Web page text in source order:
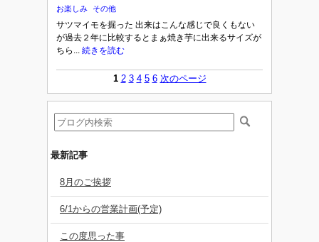
お楽しみ その他
サツマイモを掘った 出来はこんな感じで良くもない
が過去２年に比較するとまぁ焼き芋に出来るサイズが
ちら... 続きを読む
1 2 3 4 5 6 次のページ
最新記事
8月のご挨拶
6/1からの営業計画(予定)
この度思った事